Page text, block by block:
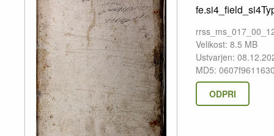
Velikost: 8.5 MB
Ustvarjen:
MD5:
ODPRI